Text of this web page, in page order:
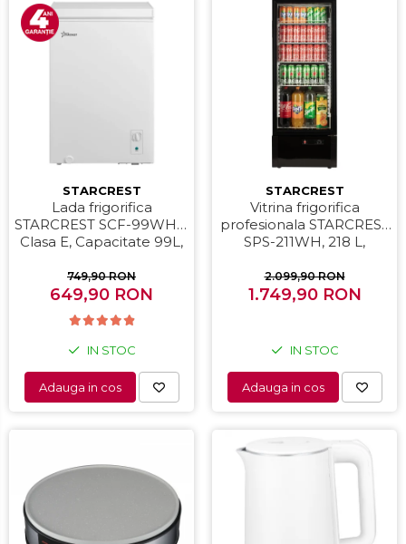
STARCREST
Lada frigorifica
STARCREST SCF-99WHE,
Clasa E, Capacitate 99L,
functie frigider,
Termostat reglabil, Alb
749,90 RON
649,90 RON
IN STOC
Adauga in cos
STARCREST
Vitrina frigorifica
profesionala STARCREST
SPS-211WH, 218 L,
Iluminare LED, H 141 cm,
Negru
2.099,90 RON
1.749,90 RON
IN STOC
Adauga in cos